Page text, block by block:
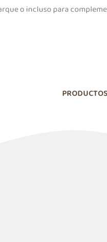
o incluso para